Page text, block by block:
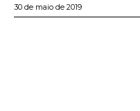
30 de maio de 2019